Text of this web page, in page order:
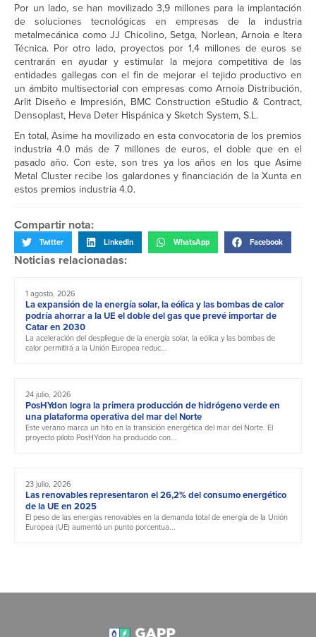
Por un lado, se han movilizado 3,9 millones para la implantación
de soluciones tecnológicas en empresas de la industria
metalmecánica como JJ Chicolino, Setga, Norlean, Arnoia e Itera
Técnica. Por otro lado, proyectos por 1,4 millones de euros se
centrarán en ayudar y estimular la mejora competitiva de las
entidades gallegas con el fin de mejorar el tejido productivo en
un ámbito multisectorial con empresas como Arnoia Distribución,
Arlit Diseño e Impresión, BMC Construction eStudio & Contract,
Densoplast, Heva Deter Hispánica y Sketch System, S.L.
En total, Asime ha movilizado en esta convocatoria de los premios
industria 4.0 más de 7 millones de euros, el doble que en el
pasado año. Con este, son tres ya los años en los que Asime
Metal Cluster recibe los galardones y financiación de la Xunta en
estos premios industria 4.0.
Compartir nota:
Twitter LinkedIn WhatsApp Facebook
Noticias relacionadas:
1 agosto, 2026
La expansión de la energía solar, la eólica y las bombas de calor
podría ahorrar a la UE el doble del gas que prevé importar de
Catar en 2030
La aceleración del despliegue de la energía solar, la eólica y las bombas de
calor permitirá a la Unión Europea reduc...
24 julio, 2026
PosHYdon logra la primera producción de hidrógeno verde en
una plataforma operativa del mar del Norte
Este verano marca un hito en la transición energética del mar del Norte. El
proyecto piloto PosHYdon ha producido con...
23 julio, 2026
Las renovables representaron el 26,2% del consumo energético
de la UE en 2025
El peso de las energías renovables en la demanda total de energía de la Unión
Europea (UE) aumentó un punto porcentua...